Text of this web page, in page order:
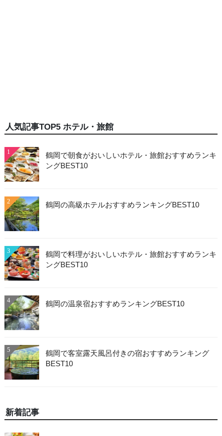
人気記事TOP5 ホテル・旅館
1
鶴岡で朝食がおいしいホテル・旅館おすすめランキ
ングBEST10
2 鶴岡の高級ホテルおすすめランキングBEST10
3
鶴岡で料理がおいしいホテル・旅館おすすめランキ
ングBEST10
4 鶴岡の温泉宿おすすめランキングBEST10
5
鶴岡で客室露天風呂付きの宿おすすめランキング
BEST10
新着記事